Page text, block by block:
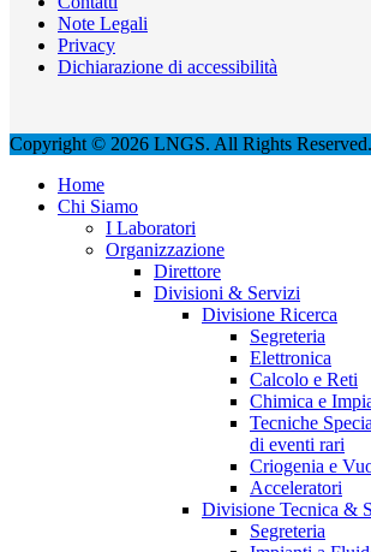
Note Legali
Privacy
Dichiarazione di accessibilità
Copyright © 2026 LNGS. All Rights Reserved.
Home
Chi Siamo
I Laboratori
Organizzazione
Direttore
Divisioni & Servizi
Divisione Ricerca
Segreteria
Elettronica
Calcolo e Reti
Chimica e
Tecniche
di eventi rari
Criogenia e
Acceleratori
Divisione Tecnica &
Segreteria